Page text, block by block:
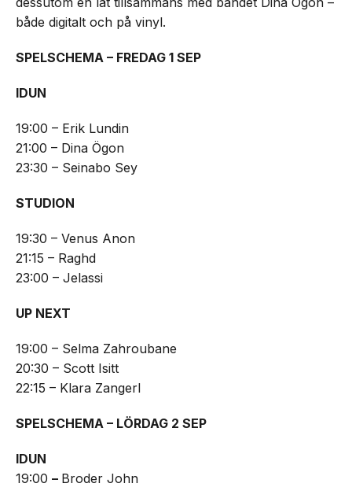
både digitalt och på vinyl.
SPELSCHEMA – FREDAG 1 SEP
IDUN
19:00 – Erik Lundin
21:00 – Dina Ögon
23:30 – Seinabo Sey
STUDION
19:30 – Venus Anon
21:15 – Raghd
23:00 – Jelassi
UP NEXT
19:00 – Selma Zahroubane
20:30 – Scott Isitt
22:15 – Klara Zangerl
SPELSCHEMA – LÖRDAG 2 SEP
IDUN
19:00 – Broder John